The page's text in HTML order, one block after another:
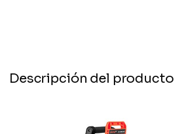
Descripción del producto